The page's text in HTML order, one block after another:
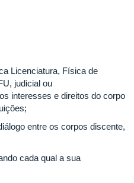
Licenciatura, Física de
judicial ou
interesses e direitos do corpo
entre os corpos discente,
cada qual a sua